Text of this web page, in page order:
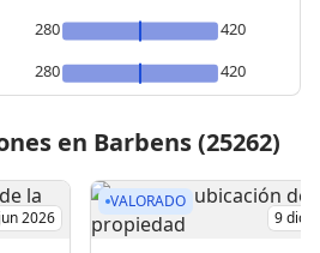
280
420
280
420
en Barbens (25262)
2026
VALORADO
9 dic